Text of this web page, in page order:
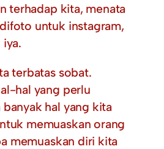
terhadap kita, menata
untuk instagram,
iya.
terbatas sobat.
hal yang perlu
hal yang kita
memuaskan orang
memuaskan diri kita